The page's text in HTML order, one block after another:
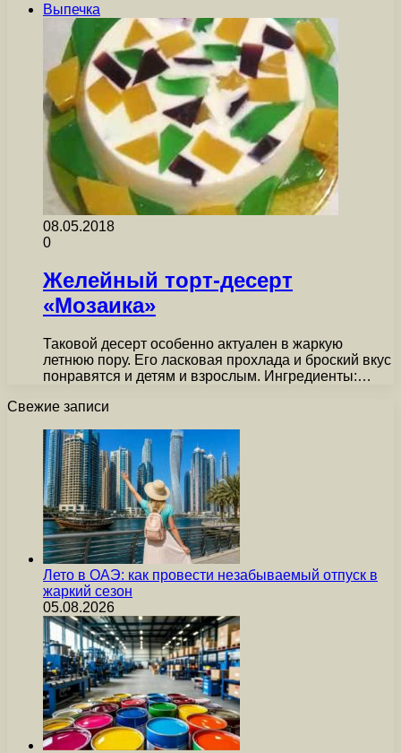
Выпечка
08.05.2018
0
Желейный торт-десерт
«Мозаика»
Таковой десерт особенно актуален в жаркую
летнюю пору. Его ласковая прохлада и броский вкус
понравятся и детям и взрослым. Ингредиенты:…
Свежие записи
Лето в ОАЭ: как провести незабываемый отпуск в
жаркий сезон
05.08.2026